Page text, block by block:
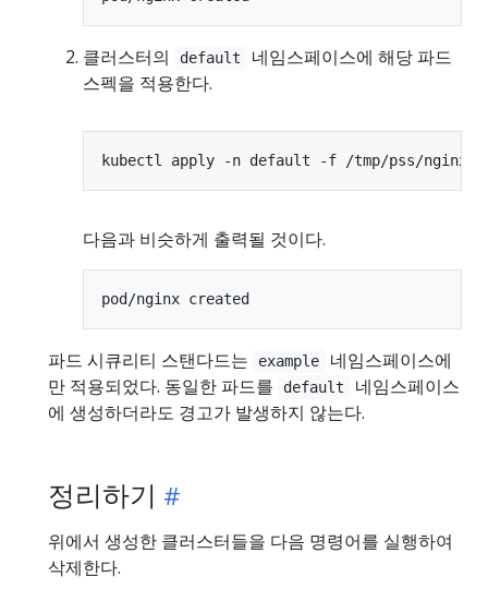
클러스터의 default
네임스페이스에 해당 파드
스펙을 적용한다.
다음과 비슷하게 출력될 것이다.
파드 시큐리티 스탠다드는 example
네임스페이스에
만 적용되었다. 동일한 파드를
default
네임스페이스
에 생성하더라도 경고가 발생하지 않는다.
정리하기
위에서 생성한 클러스터들을 다음 명령어를 실행하여
삭제한다.